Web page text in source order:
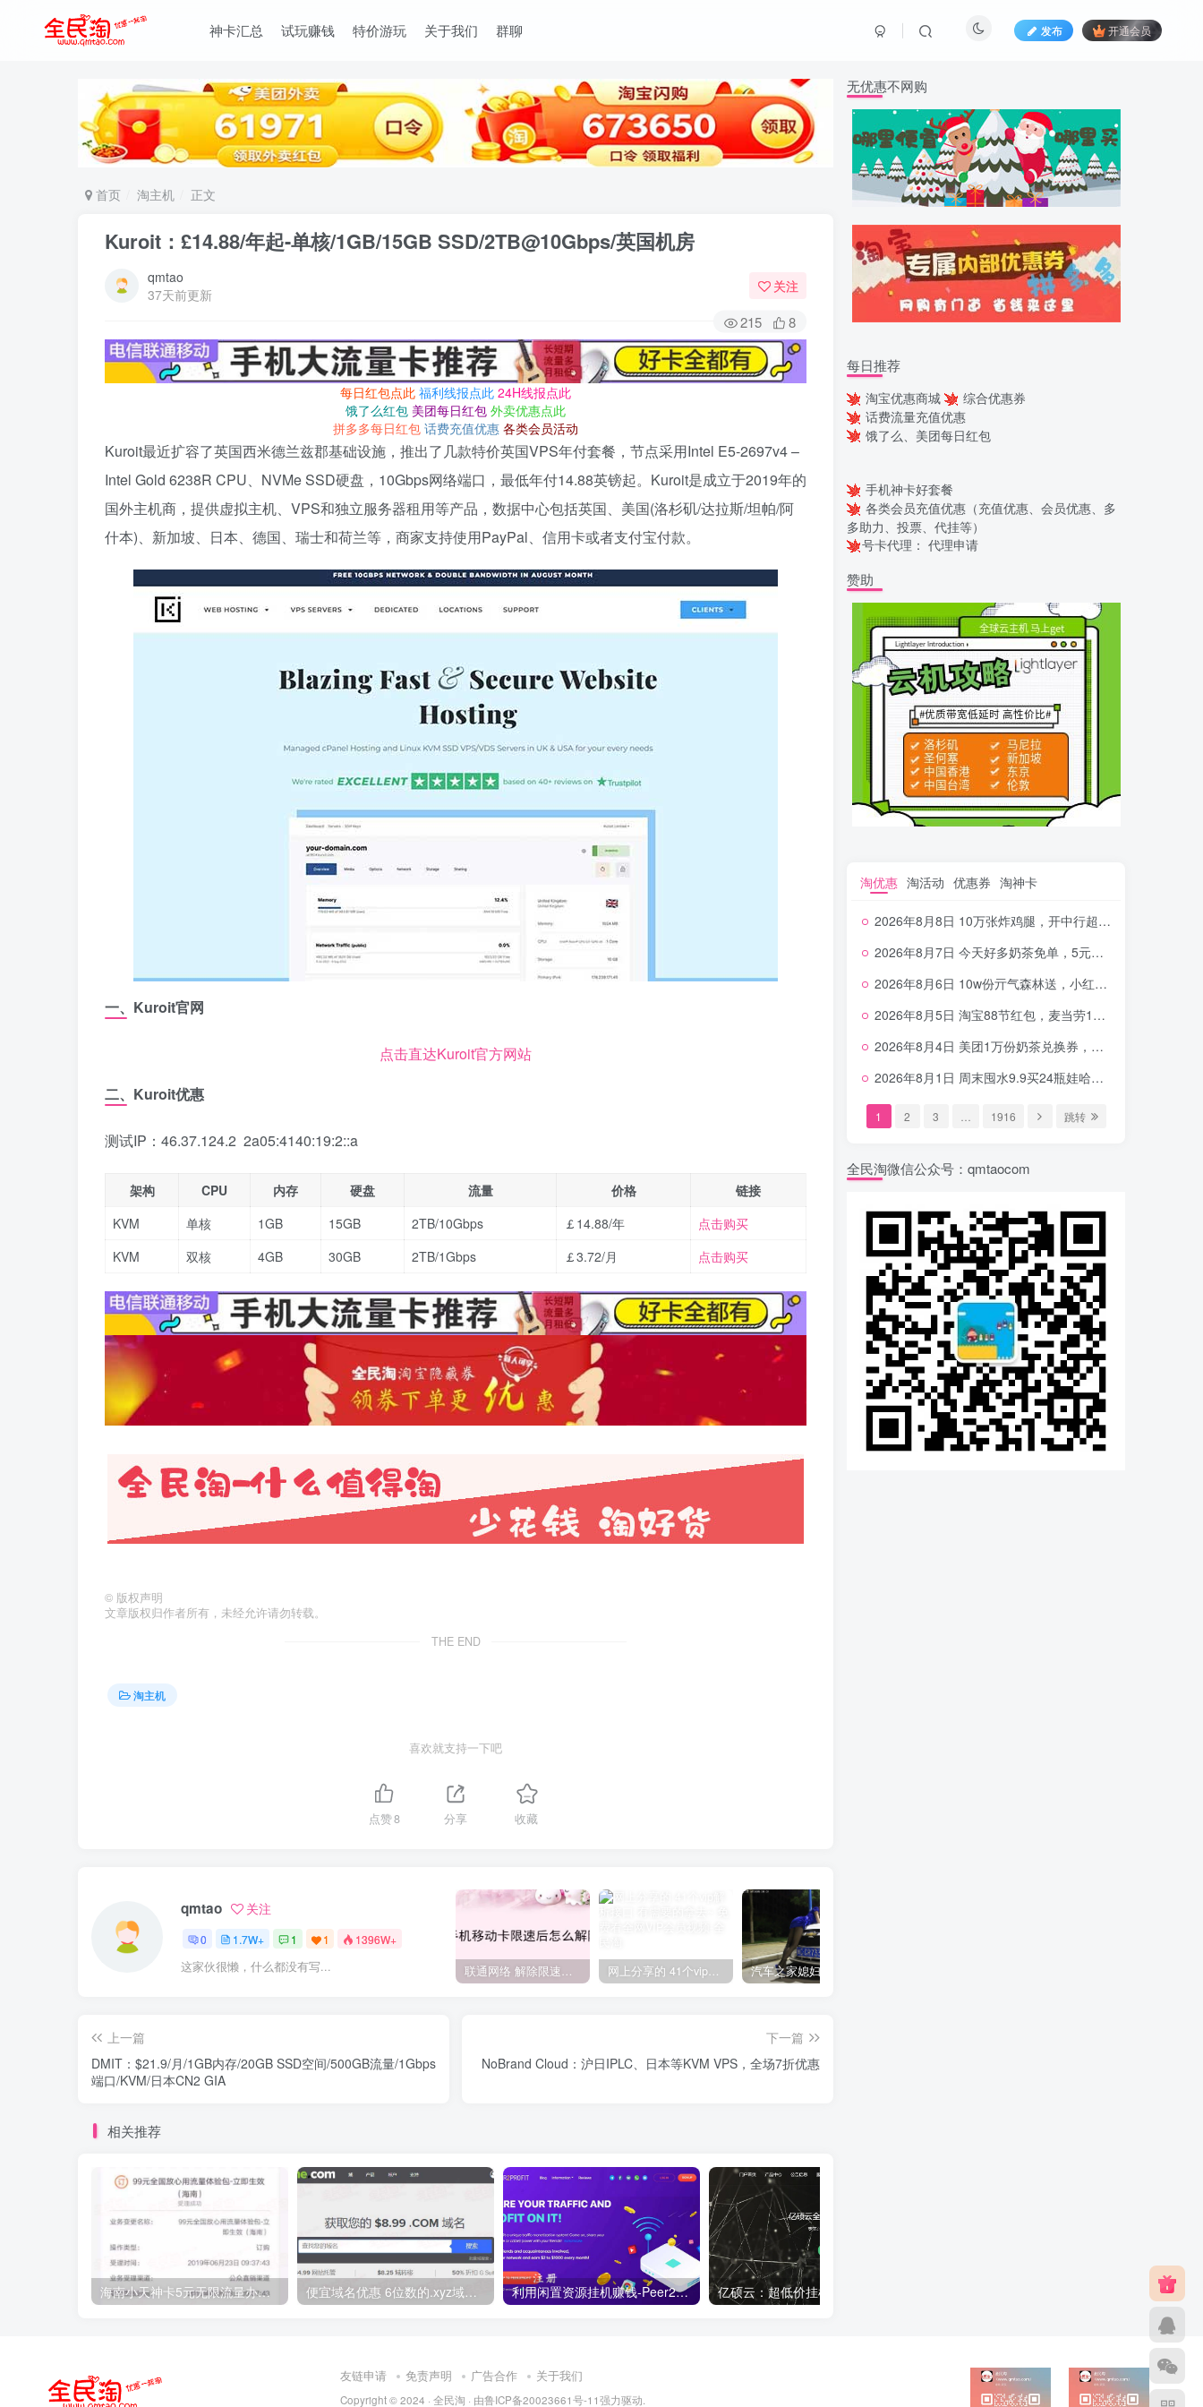
神卡汇总 试玩赚钱 特价游玩 关于我们 群聊 发布 开通会员
首页 淘主机 正文
Kuroit：£14.88/年起-单核/1GB/15GB SSD/2TB@10Gbps/英国机房
qmtao
37天前更新
关注
215 8
每日红包点此 福利线报点此 24H线报点此
饿了么红包 美团每日红包 外卖优惠点此
拼多多每日红包 话费充值优惠 各类会员活动
Kuroit最近扩容了英国西米德兰兹郡基础设施，推出了几款特价英国VPS年付套餐，节点采用Intel E5-2697v4 –
Intel Gold 6238R CPU、NVMe SSD硬盘，10Gbps网络端口，最低年付14.88英镑起。Kuroit是成立于2019年的
国外主机商，提供虚拟主机、VPS和独立服务器租用等产品，数据中心包括英国、美国(洛杉矶/达拉斯/坦帕/阿
什本)、新加坡、日本、德国、瑞士和荷兰等，商家支持使用PayPal、信用卡或者支付宝付款。
一、Kuroit官网
点击直达Kuroit官方网站
二、Kuroit优惠
测试IP：46.37.124.2 2a05:4140:19:2::a
架构 CPU 内存 硬盘 流量 价格
链接
KVM
单核 1GB 15GB 2TB/10Gbps ￡14.88/年
点击购买
KVM
双核 4GB 30GB 2TB/1Gbps ￡3.72/月 点击购买
© 版权声明
文章版权归作者所有，未经允许请勿转载。
THE END
淘主机
喜欢就支持一下吧
点赞8 分享 收藏
qmtao 关注
0 1.7W+ 1 1 1396W+
这家伙很懒，什么都没有写... 联通网络 解除限速方法参考！畅享、畅玩、老白干等及其它地区自测了 网上分享的 41个vip解析接口 有需要的拿去~ 免费看全网VIP会员视频
上一篇
DMIT：$21.9/月/1GB内存/20GB SSD空间/500GB流量/1Gbps
端口/KVM/日本CN2 GIA
下一篇
NoBrand Cloud：沪日IPLC、日本等KVM VPS，全场7折优惠
相关推荐
海南小天神卡5元无限流量办理的方法，5元流量不限量自行车来了 便宜域名优惠 6位数的.xyz域名 注册10年 仅需5.89美元折33元！ 利用闲置资源挂机赚钱-Peer2Profit ，支持windows,linux,Android多平台
无优惠不网购
每日推荐
淘宝优惠商城
综合优惠券
话费流量充值优惠
饿了么、美团每日红包
手机神卡好套餐
各类会员充值优惠（充值优惠、会员优惠、多
多助力、投票、代挂等）
号卡代理： 代理申请
赞助
淘优惠 淘活动 优惠券 淘神卡
2026年8月8日 10万张炸鸡腿，开中行超给利，美团奶茶0.01，加油券，千问1.8~18.8体验金等
2026年8月7日 今天好多奶茶免单，5元农行省钱卡，京东抢0.01沪上，邮储5.88元等
2026年8月6日 10w份亓气森林送，小红书12元无门槛，中行电费30-10，0元柠檬水+0撸汉堡等
2026年8月5日 淘宝88节红包，麦当劳150万份柠檬水，三万份瑞幸免单，霸王9万份0.01券等
2026年8月4日 美团1万份奶茶兑换券，农行5E卡，中行支付超给利，美团领18个冰激凌，小米每天领2-6元等等
2026年8月1日 周末囤水9.9买24瓶娃哈哈，建行100元京东券，移动5元话费，麦当劳甜筒，交行立减金等
1 2 3 1916 跳转
全民淘微信公众号：qmtaocom
友链申请 免责声明 广告合作 关于我们
Copyright © 2024 · 全民淘 · 由鲁ICP备20023661号-11强力驱动.